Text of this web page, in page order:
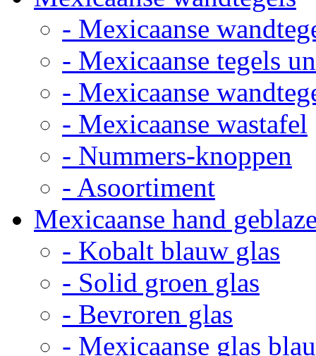
- Mexicaanse
- Mexicaanse tegels
- Mexicaanse
- Mexicaanse wastafel
- Nummers-knoppen
- Asoortiment
Mexicaanse hand
- Kobalt blauw glas
- Solid groen glas
- Bevroren glas
- Mexicaanse glas